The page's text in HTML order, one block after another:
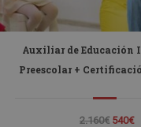
Auxiliar de
Preescolar +
2.160€ 540€